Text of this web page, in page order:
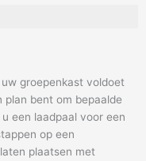
groepenkast voldoet
bent om bepaalde
een laadpaal voor een
op een
plaatsen met